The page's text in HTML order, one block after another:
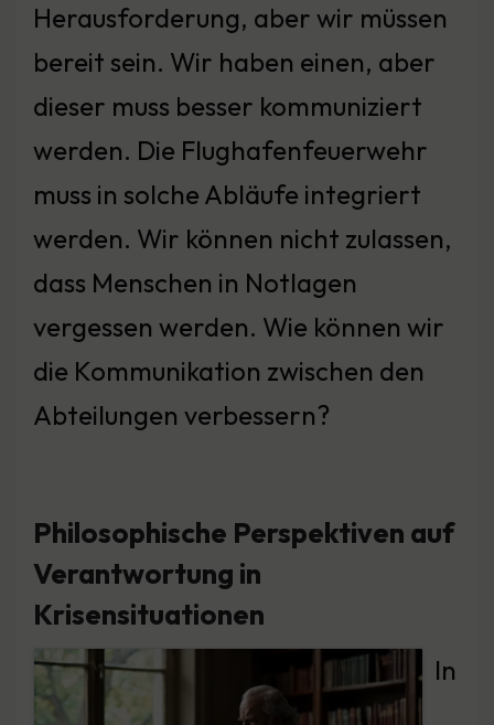
Herausforderung, aber wir müssen
bereit sein. Wir haben einen, aber
dieser muss besser kommuniziert
werden. Die Flughafenfeuerwehr
muss in solche Abläufe integriert
werden. Wir können nicht zulassen,
dass Menschen in Notlagen
vergessen werden. Wie können wir
die Kommunikation zwischen den
Abteilungen verbessern?
Philosophische Perspektiven auf
Verantwortung in
Krisensituationen
In